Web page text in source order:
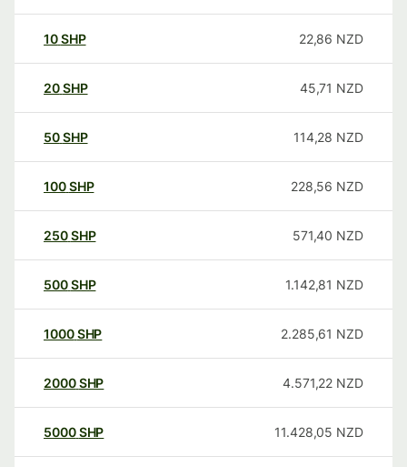
10SHP 22,86 NZD
20SHP 45,71 NZD
50SHP 114,28 NZD
100SHP 228,56 NZD
250SHP 571,40 NZD
500SHP 1.142,81 NZD
1000SHP 2.285,61 NZD
2000SHP 4.571,22 NZD
5000SHP 11.428,05 NZD